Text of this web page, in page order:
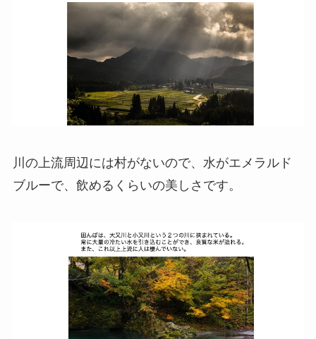
川の上流周辺には村がないので、水がエメラルド
ブルーで、飲めるくらいの美しさです。